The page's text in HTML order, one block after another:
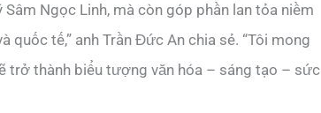
Ngọc Linh, mà còn góp phần lan tỏa niềm
tế,” anh Trần Đức An chia sẻ. “Tôi mong
trở thành biểu tượng văn hóa – sáng tạo – sức